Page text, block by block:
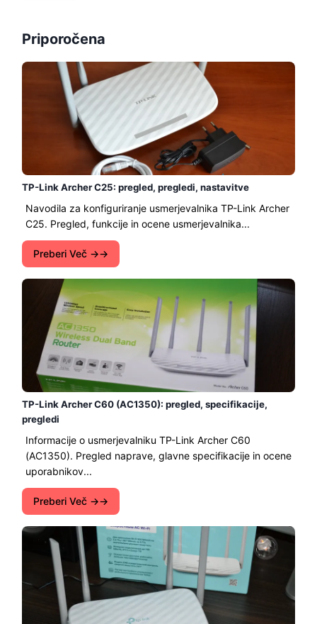
Priporočena
TP-Link Archer C25: pregled, pregledi, nastavitve
Navodila za konfiguriranje usmerjevalnika TP-Link Archer
C25. Pregled, funkcije in ocene usmerjevalnika...
Preberi Več →
TP-Link Archer C60 (AC1350): pregled, specifikacije,
pregledi
Informacije o usmerjevalniku TP-Link Archer C60
(AC1350). Pregled naprave, glavne specifikacije in ocene
uporabnikov...
Preberi Več →